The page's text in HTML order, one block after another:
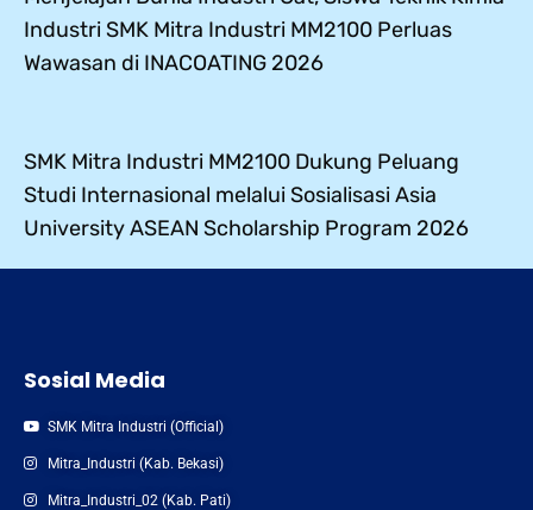
Industri SMK Mitra Industri MM2100 Perluas
Wawasan di INACOATING 2026
SMK Mitra Industri MM2100 Dukung Peluang
Studi Internasional melalui Sosialisasi Asia
University ASEAN Scholarship Program 2026
Sosial Media
SMK Mitra Industri (Official)
Mitra_Industri (Kab. Bekasi)
Mitra_Industri_02 (Kab. Pati)